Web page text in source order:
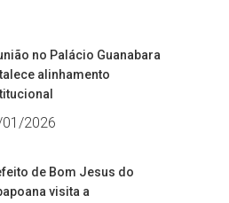
no Palácio Guanabara
alinhamento
2026
de Bom Jesus do
visita a